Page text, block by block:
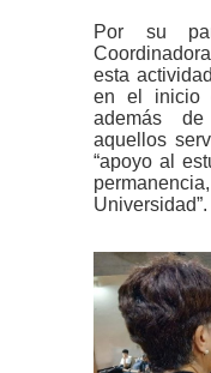
Por su
esta
en el inicio
además
aquellos
“apoyo al
Universidad”.